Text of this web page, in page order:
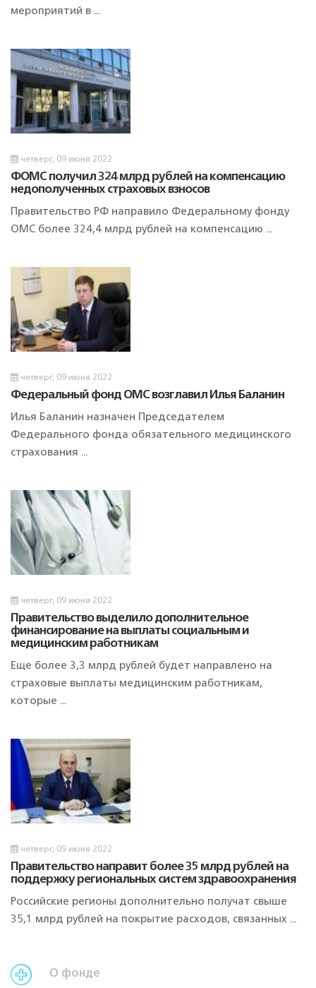
мероприятий в ...
четверг, 09 июня 2022
ФОМС получил 324 млрд рублей на компенсацию
недополученных страховых взносов
Правительство РФ направило Федеральному фонду
ОМС более 324,4 млрд рублей на компенсацию ...
четверг, 09 июня 2022
Федеральный фонд ОМС возглавил Илья Баланин
Илья Баланин назначен Председателем
Федерального фонда обязательного медицинского
страхования ...
четверг, 09 июня 2022
Правительство выделило дополнительное
финансирование на выплаты социальным и
медицинским работникам
Еще более 3,3 млрд рублей будет направлено на
страховые выплаты медицинским работникам,
которые ...
четверг, 09 июня 2022
Правительство направит более 35 млрд рублей на
поддержку региональных систем здравоохранения
Российские регионы дополнительно получат свыше
35,1 млрд рублей на покрытие расходов, связанных ...
О фонде